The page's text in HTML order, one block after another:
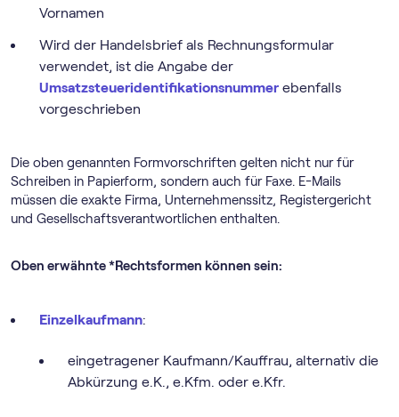
Vornamen
Wird der Handelsbrief als Rechnungsformular
verwendet, ist die Angabe der
Umsatzsteueridentifikationsnummer ebenfalls
vorgeschrieben
Die oben genannten Formvorschriften gelten nicht nur für
Schreiben in Papierform, sondern auch für Faxe. E-Mails
müssen die exakte Firma, Unternehmenssitz, Registergericht
und Gesellschaftsverantwortlichen enthalten.
Oben erwähnte *Rechtsformen können sein:
Einzelkaufmann:
eingetragener Kaufmann/Kauffrau, alternativ die
Abkürzung e.K., e.Kfm. oder e.Kfr.